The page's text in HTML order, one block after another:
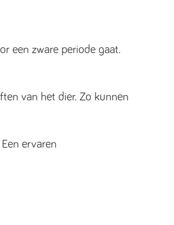
een zware periode gaat.
van het dier. Zo kunnen
Een ervaren